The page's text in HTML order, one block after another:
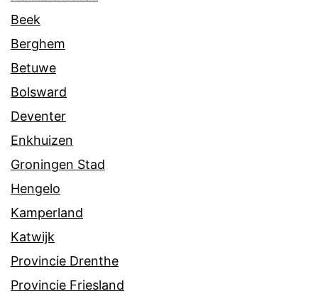
Beek
Berghem
Betuwe
Bolsward
Deventer
Enkhuizen
Groningen Stad
Hengelo
Kamperland
Katwijk
Provincie Drenthe
Provincie Friesland